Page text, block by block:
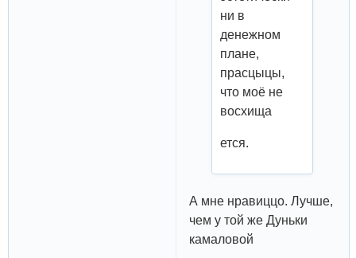
ни в
денежном
плане,
прасцыцы,
что моё не
восхища
ется.
А мне нравиццо. Лучше,
чем у той же Дуньки
камаловой